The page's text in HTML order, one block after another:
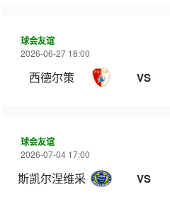
球会友谊
2026-06-27 18:00
西德尔策 VS
球会友谊
2026-07-04 17:00
斯凯尔涅维采 VS